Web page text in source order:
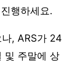
행하세요.
, ARS가 24
및 주말에 상